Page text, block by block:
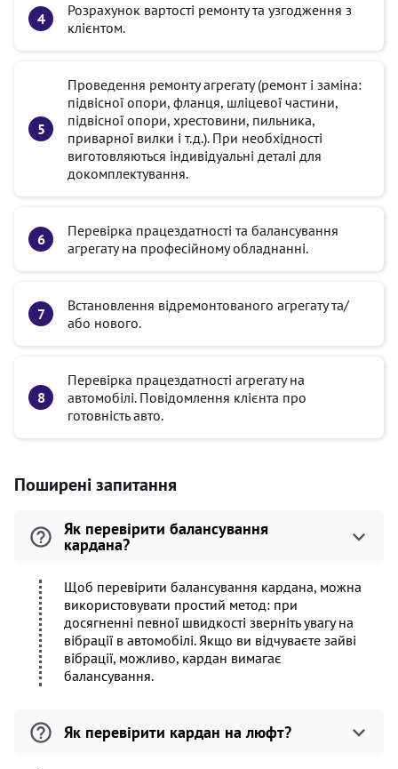
Розрахунок вартості ремонту та узгодження з
клієнтом.
Проведення ремонту агрегату (ремонт і заміна:
підвісної опори, фланця, шліцевої частини,
підвісної опори, хрестовини, пильника,
приварної вилки і т.д.). При необхідності
виготовляються індивідуальні деталі для
докомплектування.
Перевірка працездатності та балансування
агрегату на професійному обладнанні.
Встановлення відремонтованого агрегату та/
або нового.
Перевірка працездатності агрегату на
автомобілі. Повідомлення клієнта про
готовність авто.
Поширені запитання
Як перевірити балансування
кардана?
Щоб перевірити балансування кардана, можна
використовувати простий метод: при
досягненні певної швидкості зверніть увагу на
вібрації в автомобілі. Якщо ви відчуваєте зайві
вібрації, можливо, кардан вимагає
балансування.
Як перевірити кардан на люфт?